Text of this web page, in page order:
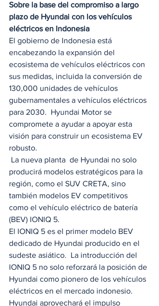
Sobre la base del compromiso a largo
plazo de Hyundai con los vehículos
eléctricos en Indonesia
El gobierno de Indonesia está
encabezando la expansión del
ecosistema de vehículos eléctricos con
sus medidas, incluida la conversión de
130,000 unidades de vehículos
gubernamentales a vehículos eléctricos
para 2030.  Hyundai Motor se
compromete a ayudar a apoyar esta
visión para construir un ecosistema EV
robusto.
producirá modelos estratégicos para la
región, como el SUV CRETA, sino
también modelos EV competitivos
como el vehículo eléctrico de batería
(BEV) IONIQ 5.
El IONIQ 5 es el primer modelo BEV
dedicado de Hyundai producido en el
sudeste asiático.  La introducción del
IONIQ 5 no solo reforzará la posición de
Hyundai como pionero de los vehículos
eléctricos en el mercado indonesio.
Hyundai aprovechará el impulso